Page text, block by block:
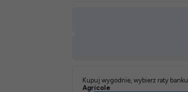
Kupuj wygodnie, wybierz raty banku
Agricole